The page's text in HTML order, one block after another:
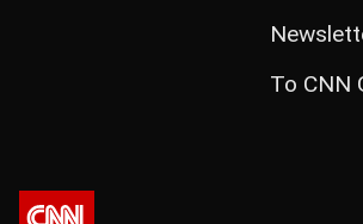
Το CNN